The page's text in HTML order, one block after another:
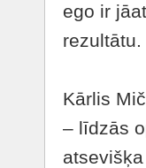
ego ir
rezultātu.
Kārlis
– līdzās